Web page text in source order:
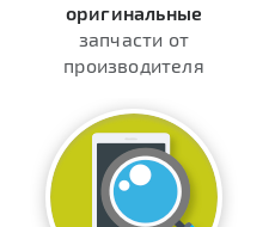
оригинальные
запчасти от
производителя